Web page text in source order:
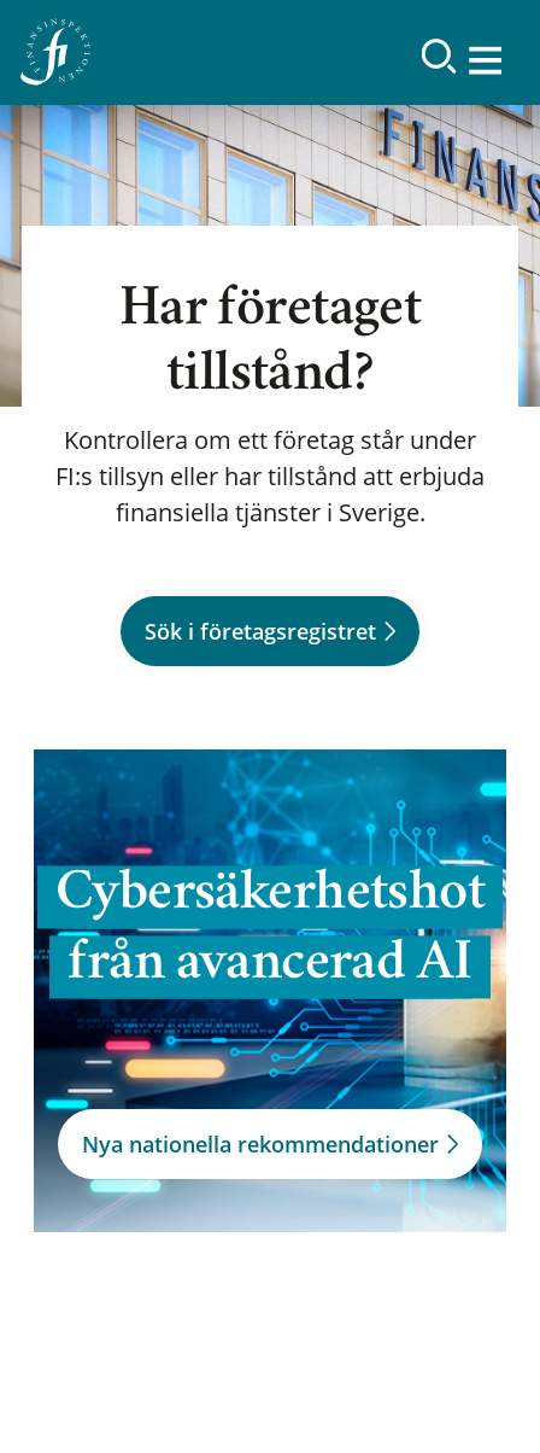
Har företaget
tillstånd?
Kontrollera om ett företag står under
FI:s tillsyn eller har tillstånd att erbjuda
finansiella tjänster i Sverige.
Sök i företagsregistret
Cybersäkerhetshot
från avancerad AI
Nya nationella rekommendationer